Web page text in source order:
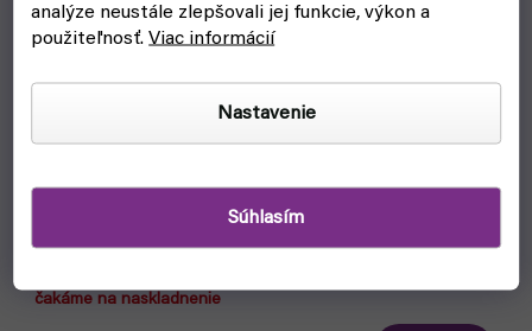
analýze neustále zlepšovali jej funkcie, výkon a
použiteľnosť.Viac informácií
Nastavenie
Súhlasím
Pikachu - Pokémon plyšový 30 cm (Alltoys)
čakáme na naskladnenie